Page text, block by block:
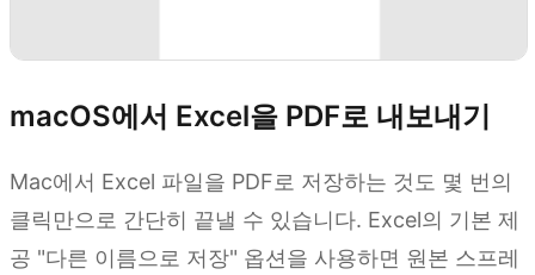
macOS에서 Excel을 PDF로 내보내기
Mac에서 Excel 파일을 PDF로 저장하는 것도 몇 번의
클릭만으로 간단히 끝낼 수 있습니다. Excel의 기본 제
공 "다른 이름으로 저장" 옵션을 사용하면 원본 스프레